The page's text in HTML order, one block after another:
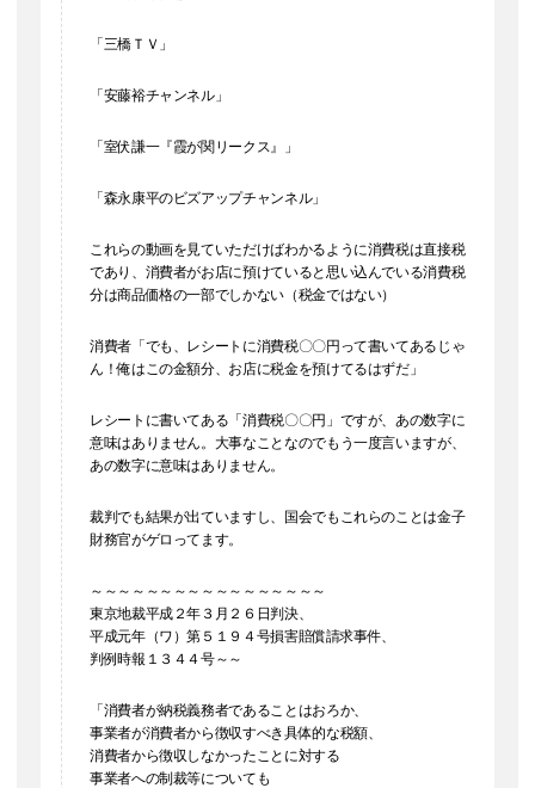
「三橋ＴＶ」
「安藤裕チャンネル」
「室伏謙一『霞が関リークス』」
「森永康平のビズアップチャンネル」
これらの動画を見ていただけばわかるように消費税は直接税
であり、消費者がお店に預けていると思い込んでいる消費税
分は商品価格の一部でしかない（税金ではない）
消費者「でも、レシートに消費税〇〇円って書いてあるじゃ
ん！俺はこの金額分、お店に税金を預けてるはずだ」
レシートに書いてある「消費税〇〇円」ですが、あの数字に
意味はありません。大事なことなのでもう一度言いますが、
あの数字に意味はありません。
裁判でも結果が出ていますし、国会でもこれらのことは金子
財務官がゲロってます。
～～～～～～～～～～～～～～～～～
東京地裁平成２年３月２６日判決、
平成元年（ワ）第５１９４号損害賠償請求事件、
判例時報１３４４号～～
「消費者が納税義務者であることはおろか、
事業者が消費者から徴収すべき具体的な税額、
消費者から徴収しなかったことに対する
事業者への制裁等についても